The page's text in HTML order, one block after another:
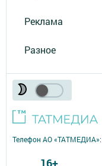
Реклама
Разное
Телефон АО «ТАТМЕДИА»:
16+